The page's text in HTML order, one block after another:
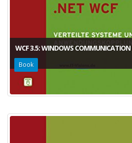
WCF 3.5: WINDOWS
Book